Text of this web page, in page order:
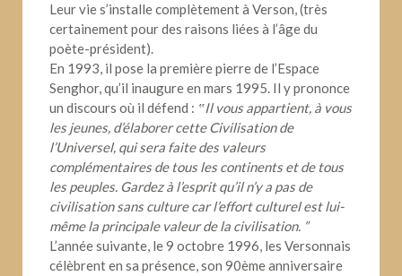
Leur vie s’installe complètement à Verson, (très
certainement pour des raisons liées à l’âge du
poète-président).
En 1993, il pose la première pierre de l’Espace
Senghor, qu’il inaugure en mars 1995. Il y prononce
un discours où il défend : ‟Il vous appartient, à vous
les jeunes, d’élaborer cette Civilisation de
l’Universel, qui sera faite des valeurs
complémentaires de tous les continents et de tous
les peuples. Gardez à l’esprit qu’il n’y a pas de
civilisation sans culture car l’effort culturel est lui-
même la principale valeur de la civilisation. ”
L’année suivante, le 9 octobre 1996, les Versonnais
célèbrent en sa présence, son 90ème anniversaire